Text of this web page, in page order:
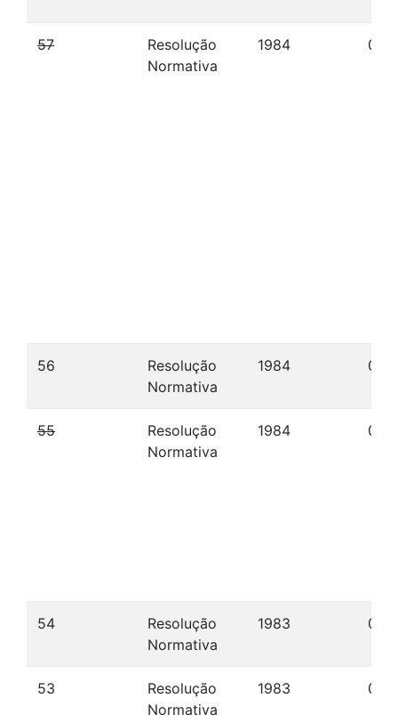
57
Resolução
Normativa
1984 07/
56
Resolução
Normativa
1984 06/
55
Resolução
Normativa
1984 06/
54
Resolução
Normativa
1983 04/
53
Resolução
Normativa
1983 04/